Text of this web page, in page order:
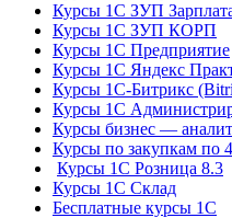
Курсы 1С ЗУП
Курсы 1С ЗУП КОРП
Курсы 1С Предприятие
Курсы 1С Яндекс
Курсы 1С-Битрикс
Курсы 1С
Курсы бизнес —
Курсы по закупкам по
Курсы 1С Розница 8.3
Курсы 1С Склад
Бесплатные курсы 1С